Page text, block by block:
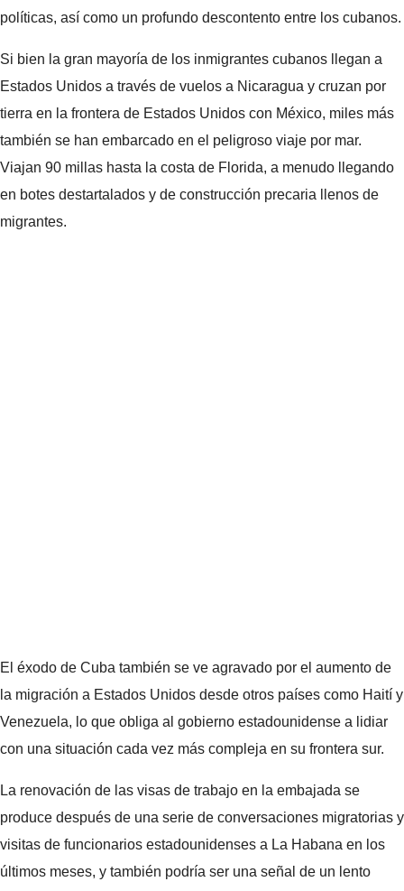
políticas, así como un profundo descontento entre los cubanos.
Si bien la gran mayoría de los inmigrantes cubanos llegan a
Estados Unidos a través de vuelos a Nicaragua y cruzan por
tierra en la frontera de Estados Unidos con México, miles más
también se han embarcado en el peligroso viaje por mar.
Viajan 90 millas hasta la costa de Florida, a menudo llegando
en botes destartalados y de construcción precaria llenos de
migrantes.
El éxodo de Cuba también se ve agravado por el aumento de
la migración a Estados Unidos desde otros países como Haití y
Venezuela, lo que obliga al gobierno estadounidense a lidiar
con una situación cada vez más compleja en su frontera sur.
La renovación de las visas de trabajo en la embajada se
produce después de una serie de conversaciones migratorias y
visitas de funcionarios estadounidenses a La Habana en los
últimos meses, y también podría ser una señal de un lento